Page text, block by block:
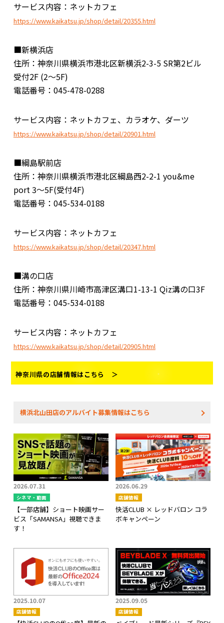
サービス内容：ネットカフェ
https://www.kaikatsu.jp/shop/detail/20355.html
■新横浜店
住所：神奈川県横浜市港北区新横浜2-3-5 SR第2ビル
受付2F (2～5F)
電話番号：045-478-0288
サービス内容：ネットカフェ、カラオケ、ダーツ
https://www.kaikatsu.jp/shop/detail/20901.html
■綱島駅前店
住所：神奈川県横浜市港北区綱島西2-2-1 you&me
port 3～5F(受付4F)
電話番号：045-534-0188
サービス内容：ネットカフェ
https://www.kaikatsu.jp/shop/detail/20347.html
■溝の口店
住所：神奈川県川崎市高津区溝口1-13-1 Qiz溝の口3F
電話番号：045-534-0188
サービス内容：ネットカフェ
https://www.kaikatsu.jp/shop/detail/20905.html
神奈川県の店舗情報はこちら ＞
横浜北山田店のアルバイト募集情報はこちら
2026.07.31
シネマ・動画
【一部店舗】ショート映画サー
ビス「SAMANSA」視聴できま
す！
2026.06.29
店舗情報
快活CLUB × レッドバロン コラ
ボキャンペーン
2025.10.07
店舗情報
2025.09.05
店舗情報